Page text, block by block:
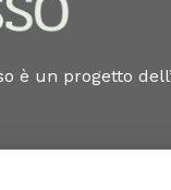
è un progetto